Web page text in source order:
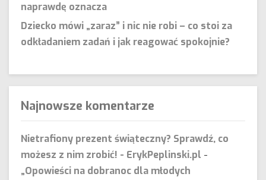
naprawdę oznacza
Dziecko mówi „zaraz” i nic nie robi – co stoi za
odkładaniem zadań i jak reagować spokojnie?
Najnowsze komentarze
Nietrafiony prezent świąteczny? Sprawdź, co
możesz z nim zrobić! - ErykPeplinski.pl -
„Opowieści na dobranoc dla młodych